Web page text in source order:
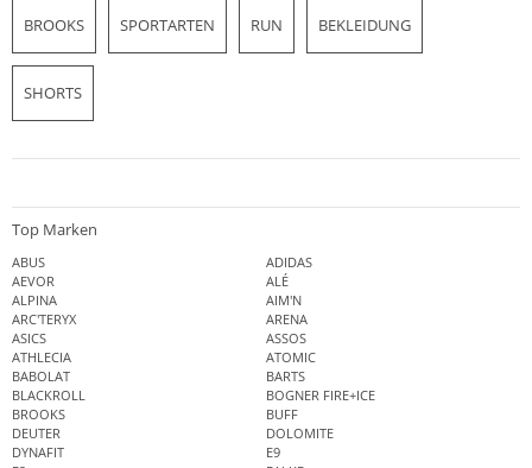
BROOKS SPORTARTEN RUN BEKLEIDUNG
SHORTS
Top Marken
ABUS
ADIDAS
AEVOR
ALÉ
ALPINA
AIM'N
ARC'TERYX
ARENA
ASICS
ASSOS
ATHLECIA
ATOMIC
BABOLAT
BARTS
BLACKROLL
BOGNER FIRE+ICE
BROOKS
BUFF
DEUTER
DOLOMITE
DYNAFIT
E9